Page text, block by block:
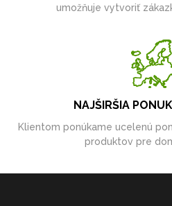
umožňuje vytvoriť
NAJŠIRŠIA
Klientom ponúkame ucelenú
produktov pre